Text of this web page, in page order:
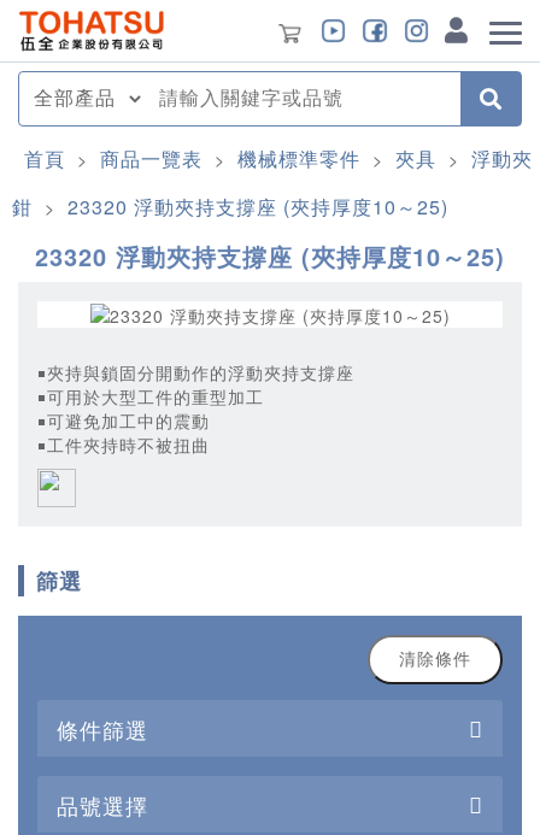
首頁 > 商品一覽表 > 機械標準零件 > 夾具 > 浮動夾
鉗 > 23320 浮動夾持支撐座 (夾持厚度10～25)
23320 浮動夾持支撐座 (夾持厚度10～25)
￭夾持與鎖固分開動作的浮動夾持支撐座
￭可用於大型工件的重型加工
￭可避免加工中的震動
￭工件夾持時不被扭曲
篩選
清除條件
條件篩選
品號選擇